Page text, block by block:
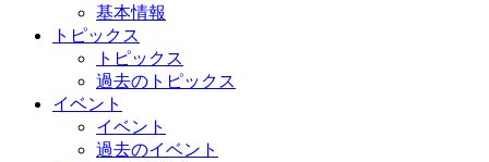
基本情報
トピックス
トピックス
過去のトピックス
イベント
イベント
過去のイベント